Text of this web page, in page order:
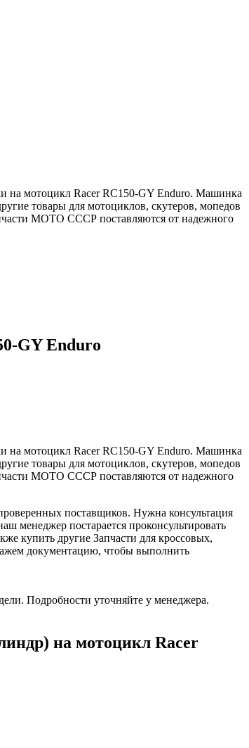
на мотоцикл Racer RC150-GY Enduro. Машинка
товары для мотоциклов, скутеров, мопедов
МОТО СССР поставляются от надежного
GY Enduro
на мотоцикл Racer RC150-GY Enduro. Машинка
товары для мотоциклов, скутеров, мопедов
МОТО СССР поставляются от надежного
поставщиков. Нужна консультация
менеджер постарается проконсультировать
купить другие Запчасти для кроссовых,
документацию, чтобы выполнить
Подробности уточняйте у менеджера.
на мотоцикл Racer